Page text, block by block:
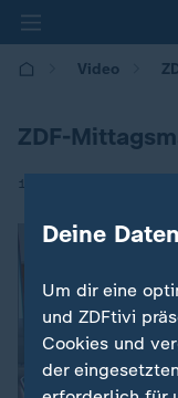
Video
ZDF-
16.03.2022 | 13:00
Deine
Um dir eine
und ZDFtivi
Cookies und
der